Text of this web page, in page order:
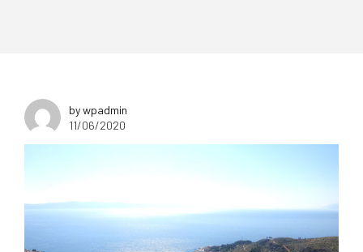
by wpadmin
11/06/2020